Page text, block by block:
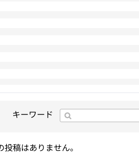
キーワード
稿はありません。